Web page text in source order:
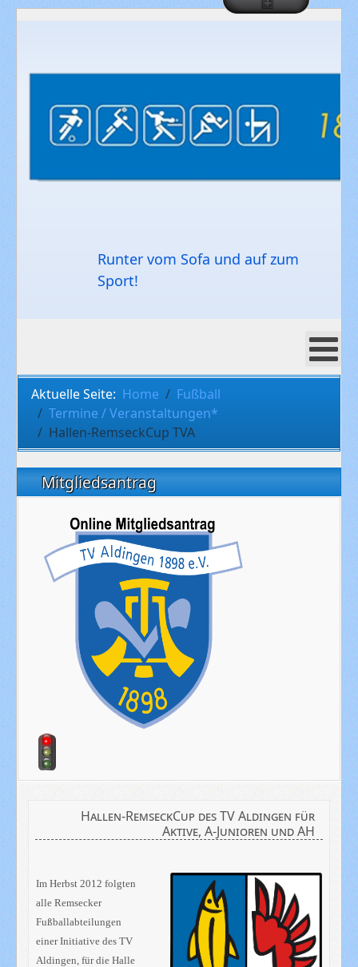
Runter vom Sofa und auf zum
Sport!
Aktuelle Seite: Home
Fußball
Termine / Veranstaltungen*
Hallen-RemseckCup TVA
Mitgliedsantrag
Hallen-RemseckCup des TV Aldingen für
Aktive, A-Junioren und AH
Im Herbst 2012 folgten
alle Remsecker
Fußballabteilungen
einer Initiative des TV
Aldingen, für die Halle